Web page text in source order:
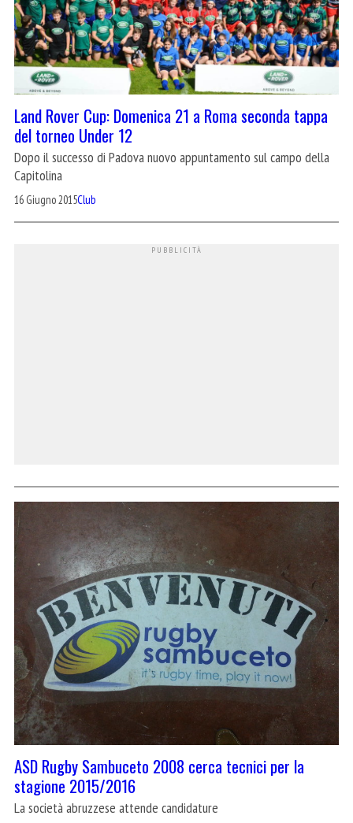
Land Rover Cup: Domenica 21 a Roma seconda tappa
del torneo Under 12
Dopo il successo di Padova nuovo appuntamento sul campo della
Capitolina
16 Giugno 2015Club
ASD Rugby Sambuceto 2008 cerca tecnici per la
stagione 2015/2016
La società abruzzese attende candidature